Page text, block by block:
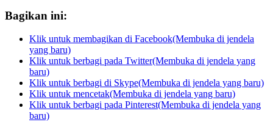
Bagikan ini:
Klik untuk membagikan di Facebook(Membuka di jendela
yang baru)
Klik untuk berbagi pada Twitter(Membuka di jendela yang
baru)
Klik untuk berbagi di Skype(Membuka di jendela yang baru)
Klik untuk mencetak(Membuka di jendela yang baru)
Klik untuk berbagi pada Pinterest(Membuka di jendela yang
baru)